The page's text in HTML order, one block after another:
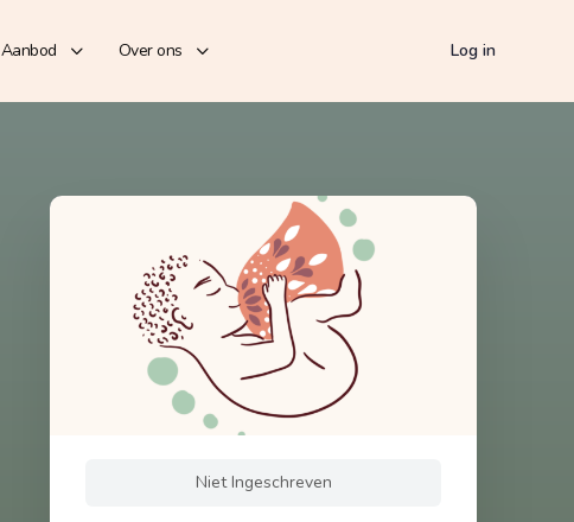
Aanbod Over ons Log in
Niet Ingeschreven